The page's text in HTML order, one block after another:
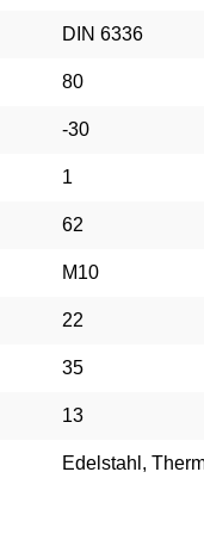
DIN 6336
80
-30
1
62
M10
22
35
13
Edelstahl ,